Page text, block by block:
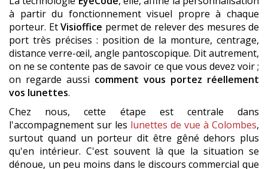
à partir du fonctionnement visuel propre à chaque
porteur. EtVisioffice permet de relever des mesures de
port très précises : position de la monture, centrage,
distance verre-œil, angle pantoscopique. Dit autrement,
on ne se contente pas de savoir ce que vous devez voir ;
on regarde aussi comment vous portez réellement
vos lunettes.
Chez nous, cette étape est centrale dans
l'accompagnement sur les lunettes de vue à Colombes,
surtout quand un porteur dit être gêné dehors plus
qu'en intérieur. C'est souvent là que la situation se
dénoue, un peu moins dans le discours commercial que